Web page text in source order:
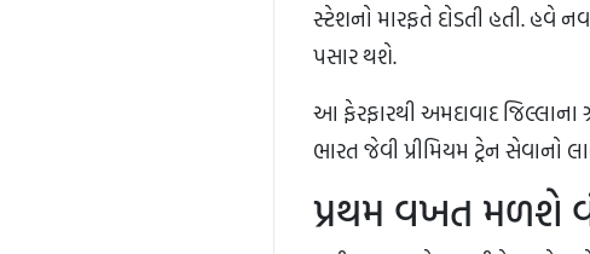
સ્ટેશનો મારફતે દોડતી હતી. હવે
પસાર થશે.
આ ફેરફારથી અમદાવાદ જિલ્લાના
ભારત જેવી પ્રીમિયમ ટ્રેન સેવાનો
પ્રથમ વખત મળશે